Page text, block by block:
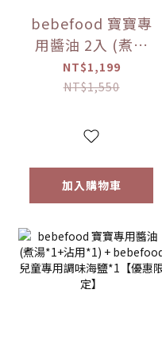
bebefood 寶寶專
用醬油 2入 (煮湯
*1+沾用*1)
+bebefood 兒童調
寶寶粥( 蓮藕雞肉粥
NT$1,199
NT$1,550
加入購物車